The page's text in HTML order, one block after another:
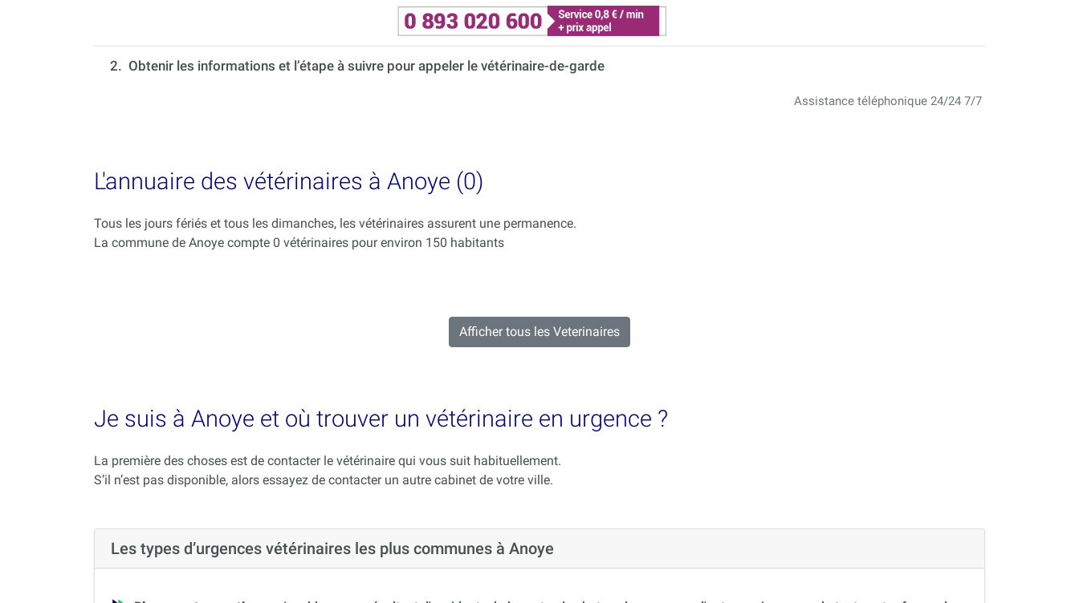
2. Obtenir les informations et l’étape à suivre pour appeler le vétérinaire-de-garde
Assistance téléphonique 24/24 7/7
L'annuaire des vétérinaires à Anoye (0)
Tous les jours fériés et tous les dimanches, les vétérinaires assurent une permanence.
La commune de Anoye compte 0 vétérinaires pour environ 150 habitants
Afficher tous les Veterinaires
Je suis à Anoye et où trouver un vétérinaire en urgence ?
La première des choses est de contacter le vétérinaire qui vous suit habituellement.
S’il n’est pas disponible, alors essayez de contacter un autre cabinet de votre ville.
Les types d’urgences vétérinaires les plus communes à Anoye